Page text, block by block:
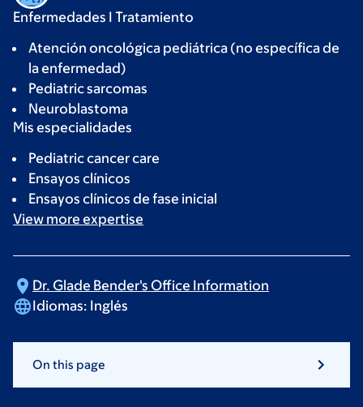
Enfermedades I Tratamiento
Atención oncológica pediátrica (no específica de
la enfermedad)
Pediatric sarcomas
Neuroblastoma
Mis especialidades
Pediatric cancer care
Ensayos clínicos
Ensayos clínicos de fase inicial
View more expertise
Dr. Glade Bender's Office Information
Idiomas: Inglés
On this page